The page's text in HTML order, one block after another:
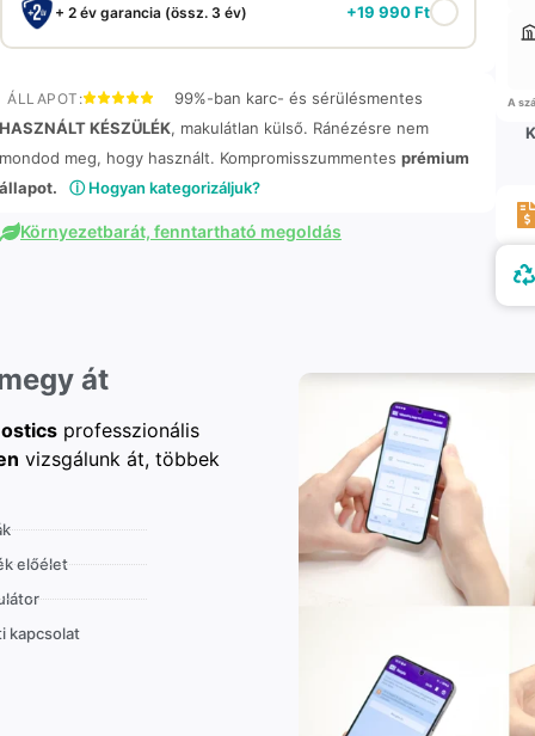
+ 2 év garancia (össz. 3 év) +19 990Ft
ÁLLAPOT:
99%-ban karc- és sérülésmentes
HASZNÁLT KÉSZÜLÉK, makulátlan külső. Ránézésre nem
mondod meg, hogy használt. Kompromisszummentes prémium
állapot.
ⓘ Hogyan kategorizáljuk?
Környezetbarát, fenntartható megoldás
A
át
professzionális
vizsgálunk át, többek
előélet
kapcsolat